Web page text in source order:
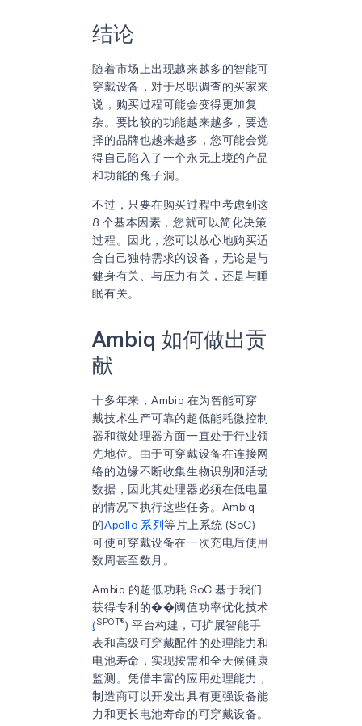
结论
随着市场上出现越来越多的智能可
穿戴设备，对于尽职调查的买家来
说，购买过程可能会变得更加复
杂。要比较的功能越来越多，要选
择的品牌也越来越多，您可能会觉
得自己陷入了一个永无止境的产品
和功能的兔子洞。
不过，只要在购买过程中考虑到这
8 个基本因素，您就可以简化决策
过程。因此，您可以放心地购买适
合自己独特需求的设备，无论是与
健身有关、与压力有关，还是与睡
眠有关。
Ambiq 如何做出贡
献
十多年来，Ambiq 在为智能可穿
戴技术生产可靠的超低能耗微控制
器和微处理器方面一直处于行业领
先地位。由于可穿戴设备在连接网
络的边缘不断收集生物识别和活动
数据，因此其处理器必须在低电量
的情况下执行这些任务。Ambiq
的Apollo 系列等片上系统 (SoC)
可使可穿戴设备在一次充电后使用
数周甚至数月。
Ambiq 的超低功耗 SoC 基于我们
获得专利的��阈值功率优化技术
(SPOT®) 平台构建，可扩展智能手
表和高级可穿戴配件的处理能力和
电池寿命，实现按需和全天候健康
监测。凭借丰富的应用处理能力，
制造商可以开发出具有更强设备能
力和更长电池寿命的可穿戴设备。